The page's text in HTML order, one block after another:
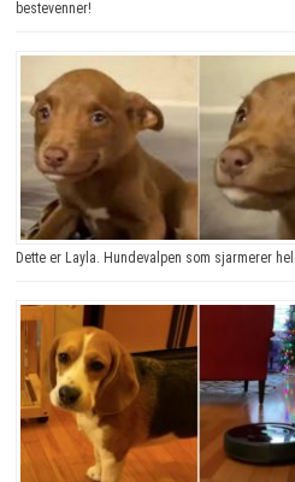
bestevenner!
Dette er Layla. Hundevalpen som sjarmerer